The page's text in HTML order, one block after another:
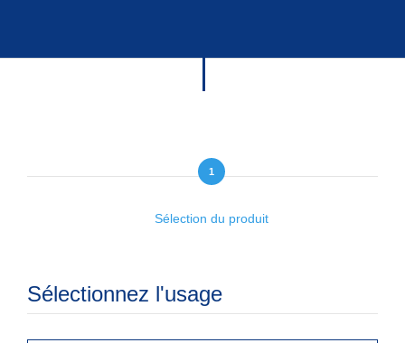
1
Sélection du produit
Sélectionnez l'usage